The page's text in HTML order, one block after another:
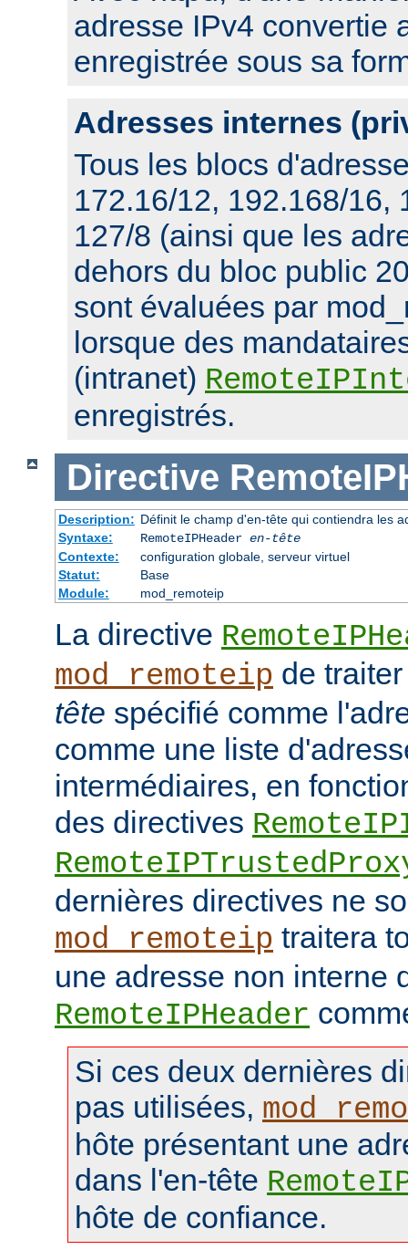
adresse IPv4 convertie
enregistrée sous sa
Adresses internes
Tous les blocs
172.16/12, 192.168/16,
127/8 (ainsi que les
dehors du bloc public
sont évaluées par
lorsque des
(intranet)
enregistrés.
Directive
Description: Définit le champ d'en-tête qui contiendra les
Syntaxe:
RemoteIPHeader en-tête
Contexte:
configuration globale, serveur virtuel
Statut:
Base
Module:
mod_remoteip
La directive
mod_remoteip de
tête spécifié comme
comme une liste
intermédiaires, en
des directives
dernières directives ne
mod_remoteip traitera
une adresse non interne
RemoteIPHeader
Si ces deux dernières
pas utilisées,
hôte présentant une
dans l'en-tête
hôte de confiance.